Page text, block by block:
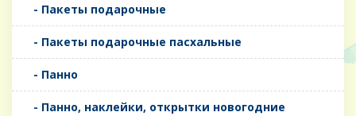
- Пакеты подарочные
- Пакеты подарочные пасхальные
- Панно
- Панно, наклейки, открытки новогодние